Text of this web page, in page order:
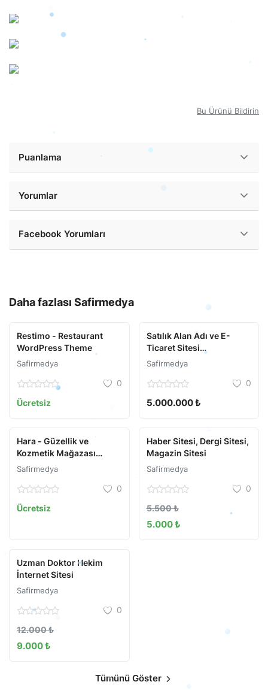
Bu Ürünü Bildirin
Puanlama
Yorumlar
Facebook Yorumları
Daha fazlası Safirmedya
Restimo - Restaurant
WordPress Theme
Safirmedya
0
Ücretsiz
Satılık Alan Adı ve E-
Ticaret Sitesi
Evineteslim.com
Safirmedya
0
5.000.000 ₺
Hara - Güzellik ve
Kozmetik Mağazası
WooCommerce Teması
Safirmedya
0
Ücretsiz
Haber Sitesi, Dergi Sitesi,
Magazin Sitesi
Safirmedya
0
5.500 ₺
5.000 ₺
Uzman Doktor Hekim
İnternet Sitesi
Safirmedya
0
12.000 ₺
9.000 ₺
Tümünü Göster